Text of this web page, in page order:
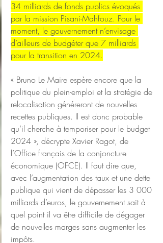
34 milliards de fonds publics évoqués
par la mission Pisani-Mahfouz. Pour le
moment, le gouvernement n’envisage
d’ailleurs de budgéter que 7 milliards
pour la transition en 2024.
« Bruno Le Maire espère encore que la
politique du plein-emploi et la stratégie de
relocalisation généreront de nouvelles
recettes publiques. Il est donc probable
qu’il cherche à temporiser pour le budget
2024 », décrypte Xavier Ragot, de
l’Office français de la conjoncture
économique (OFCE). Il faut dire que,
avec l’augmentation des taux et une dette
publique qui vient de dépasser les 3 000
milliards d’euros, le gouvernement sait à
quel point il va être difficile de dégager
de nouvelles marges sans augmenter les
impôts.